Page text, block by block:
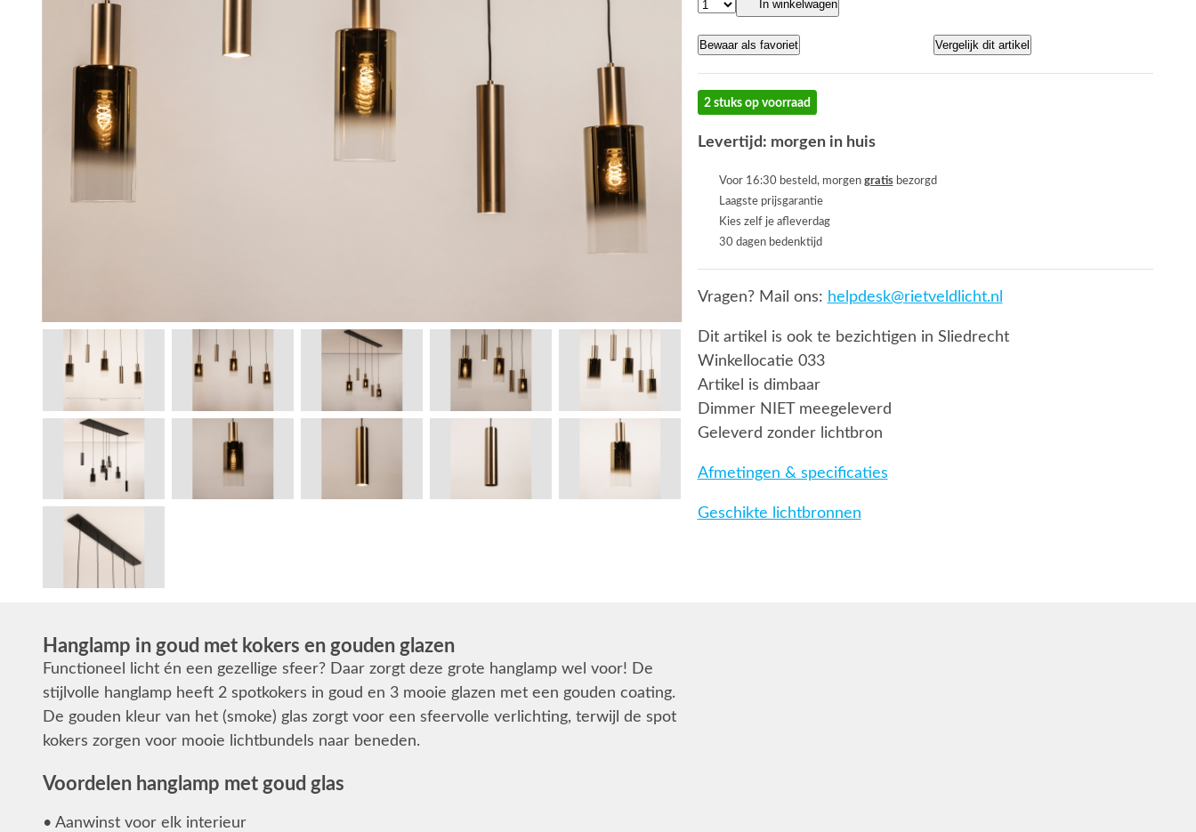
In winkelwagen
Bewaar als favoriet Vergelijk dit artikel
2 stuks op voorraad
Levertijd: morgen in huis
Voor 16:30 besteld, morgen gratisbezorgd
Laagste prijsgarantie
Kies zelf je afleverdag
30 dagen bedenktijd
Vragen? Mail ons: helpdesk@rietveldlicht.nl
Dit artikel is ook te bezichtigen in Sliedrecht
Winkellocatie 033
Artikel is dimbaar
Dimmer NIET meegeleverd
Geleverd zonder lichtbron
Afmetingen & specificaties
Geschikte lichtbronnen
Hanglamp in goud met kokers en gouden glazen
Functioneel licht én een gezellige sfeer? Daar zorgt deze grote hanglamp wel voor! De
stijlvolle hanglamp heeft 2 spotkokers in goud en 3 mooie glazen met een gouden coating.
De gouden kleur van het (smoke) glas zorgt voor een sfeervolle verlichting, terwijl de spot
kokers zorgen voor mooie lichtbundels naar beneden.
Voordelen hanglamp met goud glas
• Aanwinst voor elk interieur